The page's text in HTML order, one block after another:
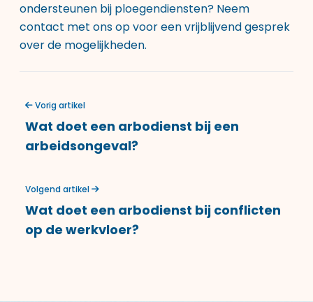
ondersteunen bij ploegendiensten? Neem
contact met ons op voor een vrijblijvend gesprek
over de mogelijkheden.
Vorig artikel
Wat doet een arbodienst bij een
arbeidsongeval?
Volgend artikel
Wat doet een arbodienst bij conflicten
op de werkvloer?